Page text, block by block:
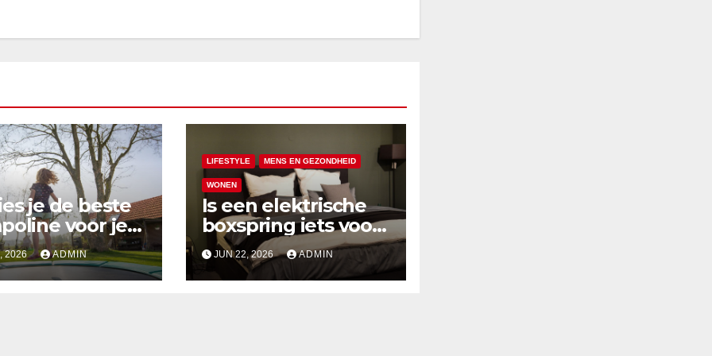
je de beste
voor je
2026 ADMIN
LIFESTYLE MENS EN GEZONDHEID
WONEN
Is een elektrische
boxspring iets voor
jou?
JUN 22, 2026 ADMIN